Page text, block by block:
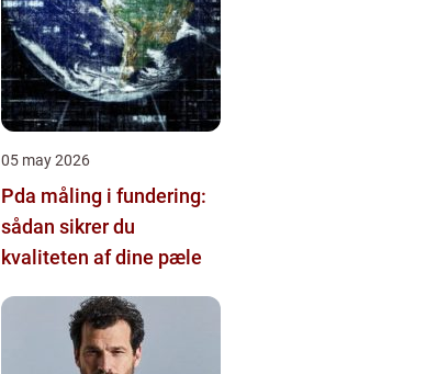
05 may 2026
Pda måling i fundering:
sådan sikrer du
kvaliteten af dine pæle